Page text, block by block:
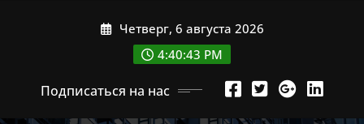
Четверг, 6 августа 2026
4:40:44 PM
Подписаться на нас